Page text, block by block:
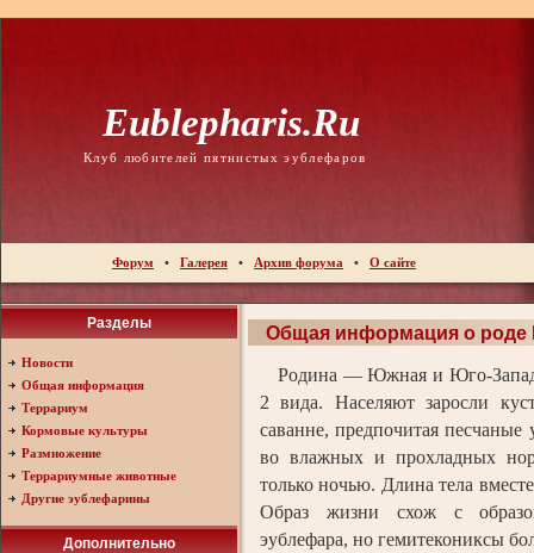
Eublepharis.ru
Клуб любителей пятнистых эублефаров
Форум • Галерея • Архив форума • О сайте
Разделы
Новости
Общая информация
Террариум
Кормовые культуры
Размножение
Террариумные животные
Другие эублефарины
Дополнительно
Общая информация о роде
Родина — Южная и Юго-
2 вида. Населяют заросли
саванне, предпочитая песчаные
во влажных и прохладных
только ночью. Длина тела
Образ жизни схож с
эублефара, но гемитекониксы